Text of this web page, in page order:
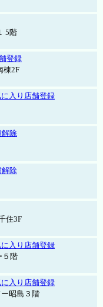
5階
登録
棟2F
に入り店舗登録
解除
解除
住3F
に入り店舗登録
５階
に入り店舗登録
昭島３階